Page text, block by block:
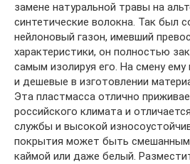
замене натуральной травы на
синтетические волокна. Так был
нейлоновый газон, имевший
характеристики, он полностью
самым изолируя его. На смену
и дешевые в изготовлении
Эта пластмасса отлично
российского климата и
службы и высокой
покрытия может быть
каймой или даже белый.